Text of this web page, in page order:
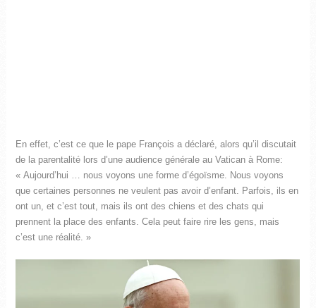
En effet, c’est ce que le pape François a déclaré, alors qu’il discutait
de la parentalité lors d’une audience générale au Vatican à Rome:
« Aujourd’hui … nous voyons une forme d’égoïsme. Nous voyons
que certaines personnes ne veulent pas avoir d’enfant. Parfois, ils en
ont un, et c’est tout, mais ils ont des chiens et des chats qui
prennent la place des enfants. Cela peut faire rire les gens, mais
c’est une réalité. »